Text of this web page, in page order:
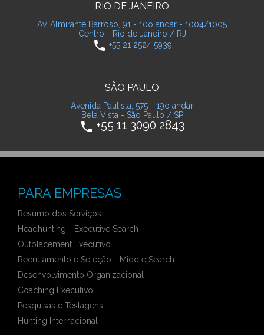
RIO DE JANEIRO
Av. Almirante Barroso, 91 - 10o andar - 1004/1005
Centro - Rio de Janeiro / RJ
phone +55 21 2524 5939
SÃO PAULO
Avenida Paulista, 575 - 19o andar
Bela Vista - São Paulo / SP
phone +55 11 3090 2843
PARA EMPRESAS
Resumo dos Serviços
Headhunting - Executive Search
Outplacement Executivo
Recrutamento e Seleção - Middle Search
Desenvolvimento Organizacional
Coaching Executivo
Pesquisas e Testagens
Hunting Internacional